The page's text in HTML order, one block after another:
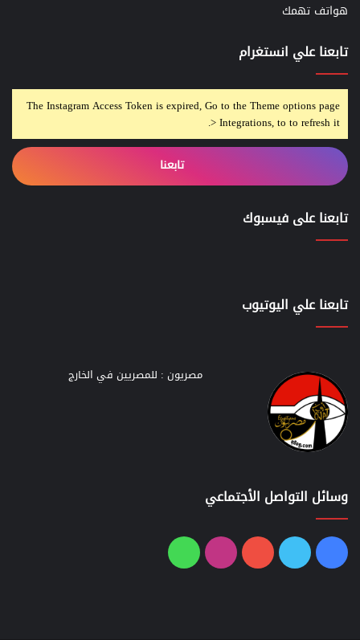
هواتف تهمك
تابعنا علي انستغرام
The Instagram Access Token is expired, Go to the Theme options page
> Integrations, to to refresh it.
تابعنا
تابعنا على فيسبوك
تابعنا علي اليوتيوب
مصريون : للمصريين في الخارج
وسائل التواصل الأجتماعي
فيسبوك
تويتر يوتيوبانستقرامواتساب